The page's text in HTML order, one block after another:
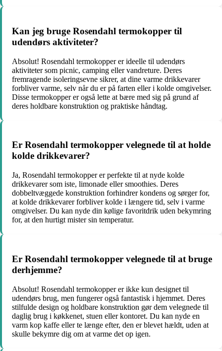
Kan jeg bruge Rosendahl termokopper til
udendørs aktiviteter?
Absolut! Rosendahl termokopper er ideelle til udendørs
aktiviteter som picnic, camping eller vandreture. Deres
fremragende isoleringsevne sikrer, at dine varme drikkevarer
forbliver varme, selv når du er på farten eller i kolde omgivelser.
Disse termokopper er også lette at bære med sig på grund af
deres holdbare konstruktion og praktiske håndtag.
Er Rosendahl termokopper velegnede til at holde
kolde drikkevarer?
Ja, Rosendahl termokopper er perfekte til at nyde kolde
drikkevarer som iste, limonade eller smoothies. Deres
dobbeltvæggede konstruktion forhindrer kondens og sørger for,
at kolde drikkevarer forbliver kolde i længere tid, selv i varme
omgivelser. Du kan nyde din kølige favoritdrik uden bekymring
for, at den hurtigt mister sin temperatur.
Er Rosendahl termokopper velegnede til at bruge
derhjemme?
Absolut! Rosendahl termokopper er ikke kun designet til
udendørs brug, men fungerer også fantastisk i hjemmet. Deres
stilfulde design og holdbare konstruktion gør dem velegnede til
daglig brug i køkkenet, stuen eller kontoret. Du kan nyde en
varm kop kaffe eller te længe efter, den er blevet hældt, uden at
skulle bekymre dig om at varme det op igen.